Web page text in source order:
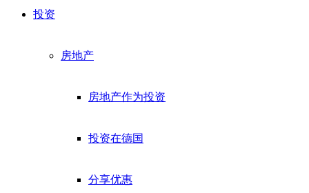
投资
房地产
房地产作为投资
投资在德国
分享优惠